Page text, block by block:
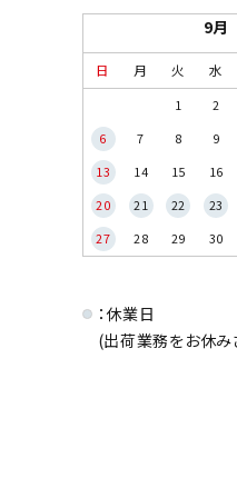
9月
日 月 火 水
1 2
6
7 8 9
13
14 15 16
20
21 22 23
27
28 29 30
：休業日
(出荷業務をお休み